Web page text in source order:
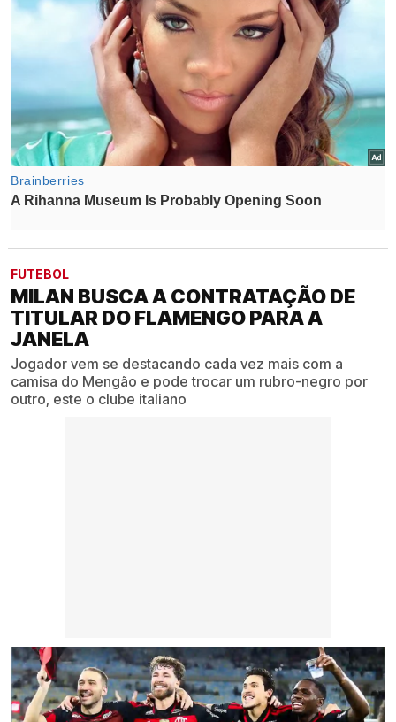
FUTEBOL
MILAN BUSCA A CONTRATAÇÃO DE
TITULAR DO FLAMENGO PARA A
JANELA
Jogador vem se destacando cada vez mais com a
camisa do Mengão e pode trocar um rubro-negro por
outro, este o clube italiano